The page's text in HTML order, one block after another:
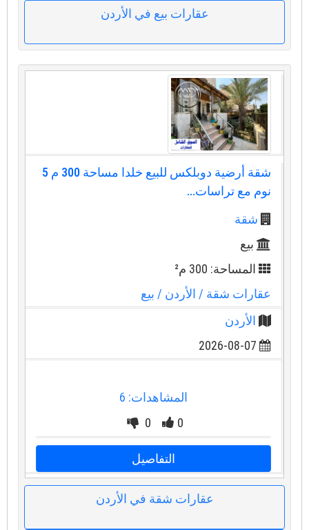
عقارات بيع في الأردن
شقة أرضية دوبلكس للبيع خلدا مساحة 300 م 5
نوم مع تراسات...
شقة
بيع
المساحة: 300 م²
عقارات شقة / الأردن/ بيع
الأردن
2026-08-07
المشاهدات: 6
0
0
التفاصيل
عقارات شقة في الأردن